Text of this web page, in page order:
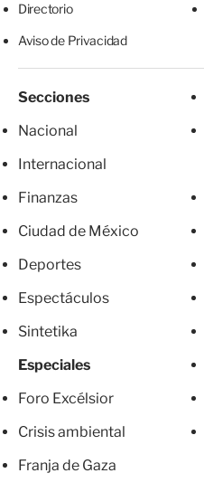
Directorio
Aviso de Privacidad
Secciones
Nacional
Internacional
Finanzas
Ciudad de México
Deportes
Espectáculos
Sintetika
Especiales
Foro Excélsior
Crisis ambiental
Franja de Gaza